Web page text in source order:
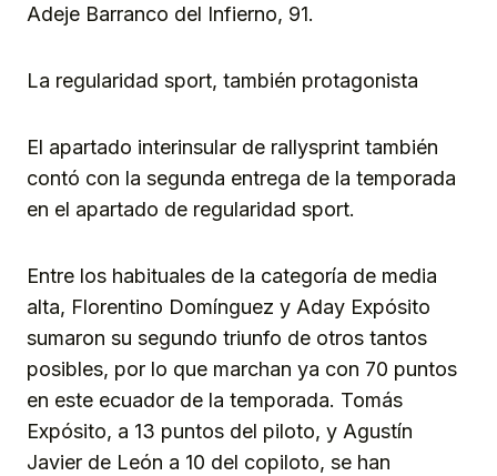
Adeje Barranco del Infierno, 91.
La regularidad sport, también protagonista
El apartado interinsular de rallysprint también
contó con la segunda entrega de la temporada
en el apartado de regularidad sport.
Entre los habituales de la categoría de media
alta, Florentino Domínguez y Aday Expósito
sumaron su segundo triunfo de otros tantos
posibles, por lo que marchan ya con 70 puntos
en este ecuador de la temporada. Tomás
Expósito, a 13 puntos del piloto, y Agustín
Javier de León a 10 del copiloto, se han